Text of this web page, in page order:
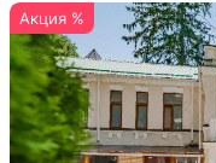
Акция %